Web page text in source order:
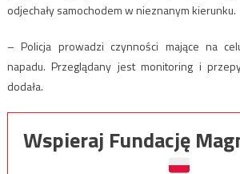
odjechały samochodem w nieznanym kierunku.
– Policja prowadzi czynności mające na
napadu. Przeglądany jest monitoring i
dodała.
Wspieraj Fundację